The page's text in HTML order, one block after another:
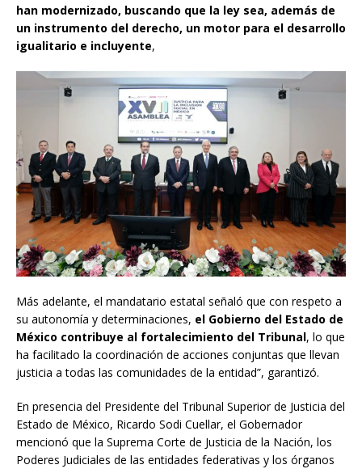
han modernizado, buscando que la ley sea, además de
un instrumento del derecho, un motor para el desarrollo
igualitario e incluyente,
Más adelante, el mandatario estatal señaló que con respeto a
su autonomía y determinaciones, el Gobierno del Estado de
México contribuye al fortalecimiento del Tribunal, lo que
ha facilitado la coordinación de acciones conjuntas que llevan
justicia a todas las comunidades de la entidad”, garantizó.
En presencia del Presidente del Tribunal Superior de Justicia del
Estado de México, Ricardo Sodi Cuellar, el Gobernador
mencionó que la Suprema Corte de Justicia de la Nación, los
Poderes Judiciales de las entidades federativas y los órganos